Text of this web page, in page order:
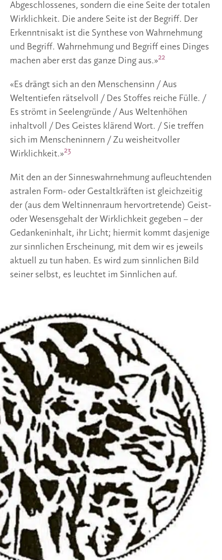
Abgeschlossenes, sondern die eine Seite der totalen
Wirklichkeit. Die andere Seite ist der Begriff. Der
Erkenntnisakt ist die Synthese von Wahrnehmung
und Begriff. Wahrnehmung und Begriff eines Dinges
machen aber erst das ganze Ding aus.»22
«Es drängt sich an den Menschensinn / Aus
Weltentiefen rätselvoll / Des Stoffes reiche Fülle. /
Es strömt in Seelengründe / Aus Weltenhöhen
inhaltvoll / Des Geistes klärend Wort. / Sie treffen
sich im Menscheninnern / Zu weisheitvoller
Wirklichkeit.»23
Mit den an der Sinneswahrnehmung aufleuchtenden
astralen Form- oder Gestaltkräften ist gleichzeitig
der (aus dem Weltinnenraum hervortretende) Geist-
oder Wesensgehalt der Wirklichkeit gegeben – der
Gedankeninhalt, ihr Licht; hiermit kommt dasjenige
zur sinnlichen Erscheinung, mit dem wir es jeweils
aktuell zu tun haben. Es wird zum sinnlichen Bild
seiner selbst, es leuchtet im Sinnlichen auf.